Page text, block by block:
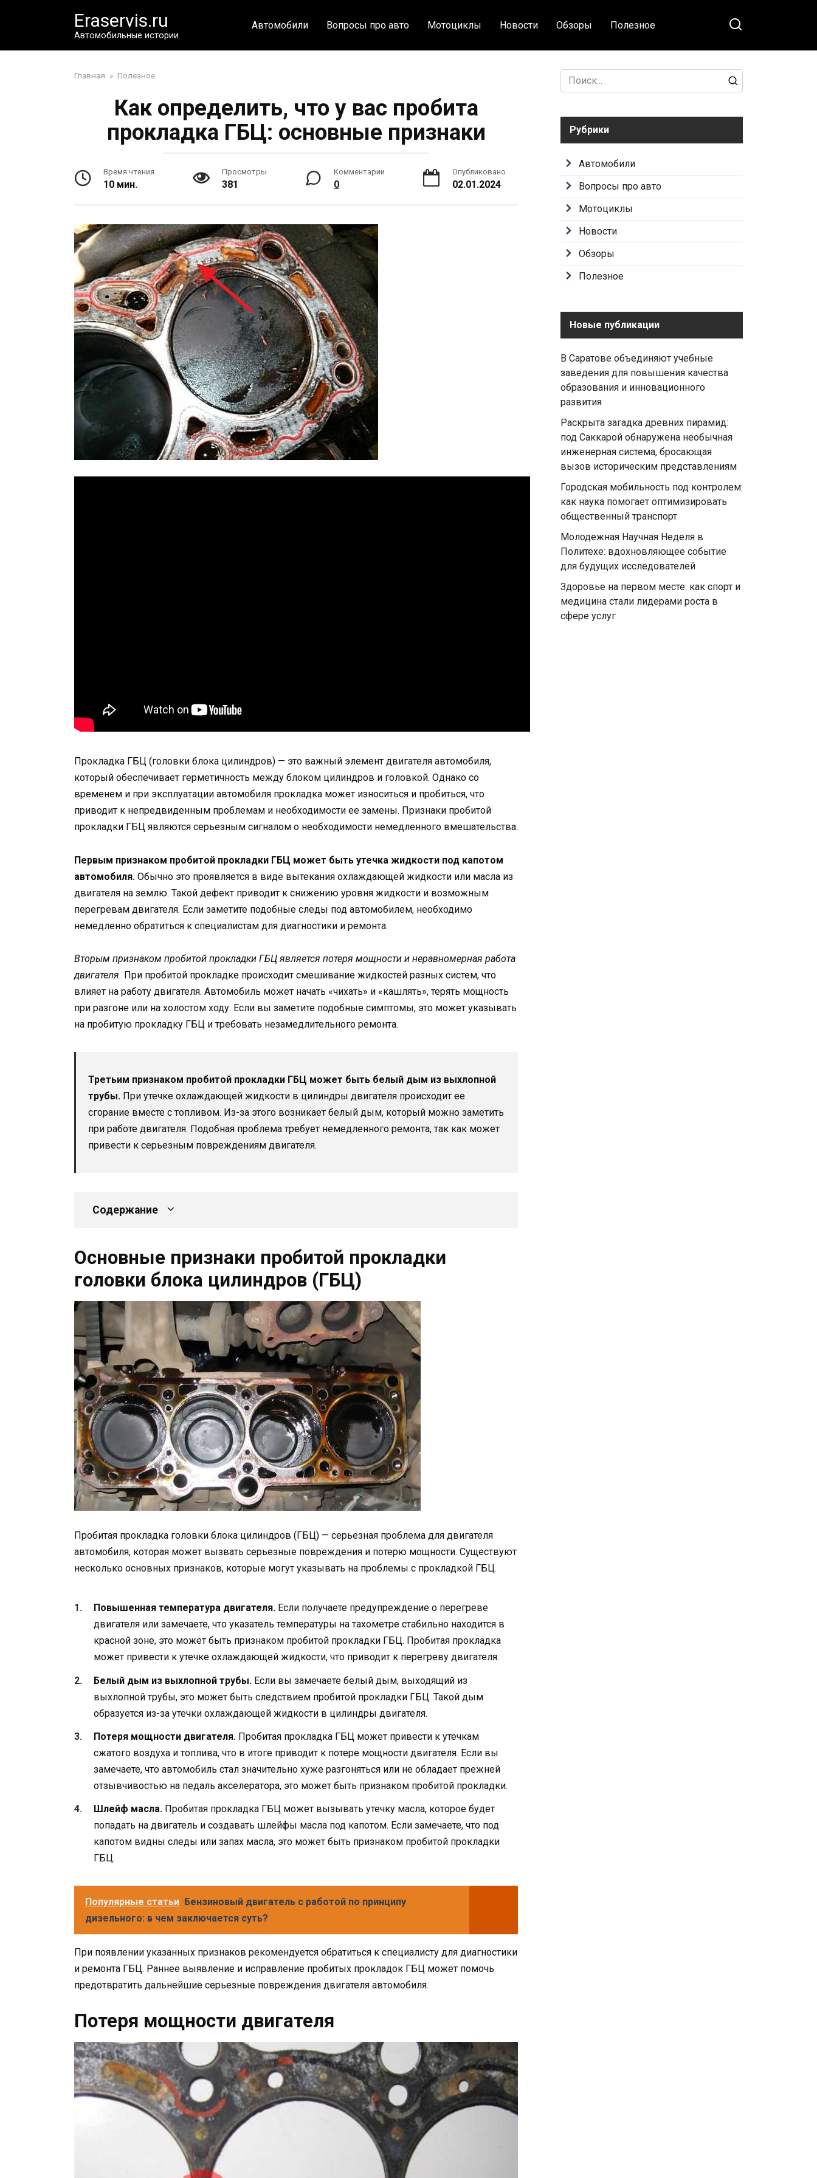
Eraservis.ru
Автомобильные истории
Автомобили Вопросы про авто Мотоциклы Новости Обзоры Полезное
Главная » Полезное
Как определить, что у вас пробита
прокладка ГБЦ: основные признаки
Время чтения
10 мин.
Просмотры
381
Комментарии
0
Опубликовано
02.01.2024
Прокладка ГБЦ (головки блока цилиндров) — это важный элемент двигателя автомобиля,
который обеспечивает герметичность между блоком цилиндров и головкой. Однако со
временем и при эксплуатации автомобиля прокладка может износиться и пробиться, что
приводит к непредвиденным проблемам и необходимости ее замены. Признаки пробитой
прокладки ГБЦ являются серьезным сигналом о необходимости немедленного вмешательства.
Первым признаком пробитой прокладки ГБЦ может быть утечка жидкости под капотом
автомобиля. Обычно это проявляется в виде вытекания охлаждающей жидкости или масла из
двигателя на землю. Такой дефект приводит к снижению уровня жидкости и возможным
перегревам двигателя. Если заметите подобные следы под автомобилем, необходимо
немедленно обратиться к специалистам для диагностики и ремонта.
Вторым признаком пробитой прокладки ГБЦ является потеря мощности и неравномерная работа
двигателя. При пробитой прокладке происходит смешивание жидкостей разных систем, что
влияет на работу двигателя. Автомобиль может начать «чихать» и «кашлять», терять мощность
при разгоне или на холостом ходу. Если вы заметите подобные симптомы, это может указывать
на пробитую прокладку ГБЦ и требовать незамедлительного ремонта.
Третьим признаком пробитой прокладки ГБЦ может быть белый дым из выхлопной
трубы. При утечке охлаждающей жидкости в цилиндры двигателя происходит ее
сгорание вместе с топливом. Из-за этого возникает белый дым, который можно заметить
при работе двигателя. Подобная проблема требует немедленного ремонта, так как может
привести к серьезным повреждениям двигателя.
Содержание
Основные признаки пробитой прокладки
головки блока цилиндров (ГБЦ)
Пробитая прокладка головки блока цилиндров (ГБЦ) — серьезная проблема для двигателя
автомобиля, которая может вызвать серьезные повреждения и потерю мощности. Существуют
несколько основных признаков, которые могут указывать на проблемы с прокладкой ГБЦ.
Повышенная температура двигателя. Если получаете предупреждение о перегреве
двигателя или замечаете, что указатель температуры на тахометре стабильно находится в
красной зоне, это может быть признаком пробитой прокладки ГБЦ. Пробитая прокладка
может привести к утечке охлаждающей жидкости, что приводит к перегреву двигателя.
Белый дым из выхлопной трубы. Если вы замечаете белый дым, выходящий из
выхлопной трубы, это может быть следствием пробитой прокладки ГБЦ. Такой дым
образуется из-за утечки охлаждающей жидкости в цилиндры двигателя.
Потеря мощности двигателя. Пробитая прокладка ГБЦ может привести к утечкам
сжатого воздуха и топлива, что в итоге приводит к потере мощности двигателя. Если вы
замечаете, что автомобиль стал значительно хуже разгоняться или не обладает прежней
отзывчивостью на педаль акселератора, это может быть признаком пробитой прокладки.
Шлейф масла. Пробитая прокладка ГБЦ может вызывать утечку масла, которое будет
попадать на двигатель и создавать шлейфы масла под капотом. Если замечаете, что под
капотом видны следы или запах масла, это может быть признаком пробитой прокладки
ГБЦ.
Популярные статьи Бензиновый двигатель с работой по принципу
дизельного: в чем заключается суть?
При появлении указанных признаков рекомендуется обратиться к специалисту для диагностики
и ремонта ГБЦ. Раннее выявление и исправление пробитых прокладок ГБЦ может помочь
предотвратить дальнейшие серьезные повреждения двигателя автомобиля.
Потеря мощности двигателя
Search
for:
Рубрики
Автомобили
Вопросы про авто
Мотоциклы
Новости
Обзоры
Полезное
Новые публикации
В Саратове объединяют учебные
заведения для повышения качества
образования и инновационного
развития
Раскрыта загадка древних пирамид:
под Саккарой обнаружена необычная
инженерная система, бросающая
вызов историческим представлениям
Городская мобильность под контролем:
как наука помогает оптимизировать
общественный транспорт
Молодежная Научная Неделя в
Политехе: вдохновляющее событие
для будущих исследователей
Здоровье на первом месте: как спорт и
медицина стали лидерами роста в
сфере услуг